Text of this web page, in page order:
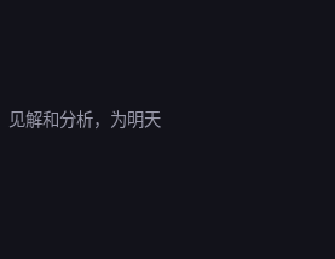
见解和分析，为明天